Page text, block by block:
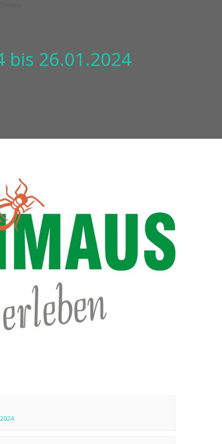
bis 26.01.2024